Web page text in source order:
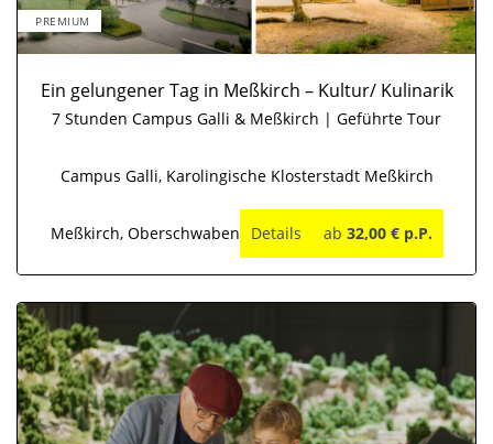
PREMIUM
Ein gelungener Tag in Meßkirch – Kultur/ Kulinarik
7 Stunden Campus Galli & Meßkirch | Geführte Tour
Campus Galli, Karolingische Klosterstadt Meßkirch
Meßkirch, Oberschwaben Details ab 32,00 € p.P.